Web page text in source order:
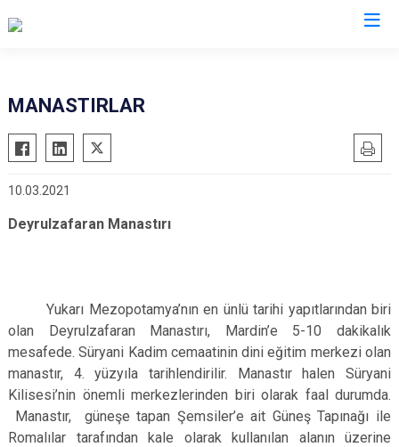
MANASTIRLAR
10.03.2021
Deyrulzafaran Manastırı
Yukarı Mezopotamya’nın en ünlü tarihi yapıtlarından biri
olan Deyrulzafaran Manastırı, Mardin’e 5-10 dakikalık
mesafede. Süryani Kadim cemaatinin dini eğitim merkezi olan
manastır, 4. yüzyıla tarihlendirilir. Manastır halen Süryani
Kilisesi’nin önemli merkezlerinden biri olarak faal durumda.
Manastır, güneşe tapan Şemsiler’e ait Güneş Tapınağı ile
Romalılar tarafından kale olarak kullanılan alanın üzerine